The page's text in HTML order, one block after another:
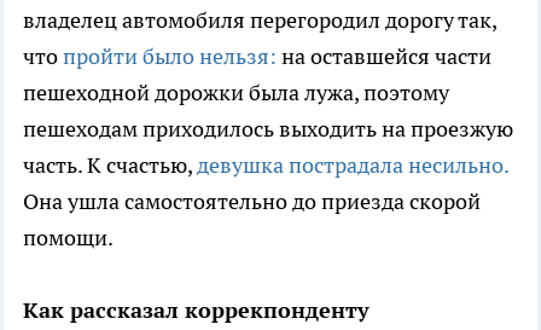
владелец автомобиля перегородил дорогу так,
чтопройти было нельзя: на оставшейся части
пешеходной дорожки была лужа, поэтому
пешеходам приходилось выходить на проезжую
часть. К счастью,девушка пострадала несильно.
Она ушла самостоятельно до приезда скорой
помощи.
Как рассказал коррекпонденту